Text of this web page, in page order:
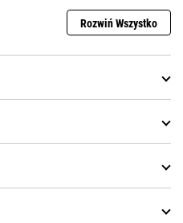
Rozwiń Wszystko